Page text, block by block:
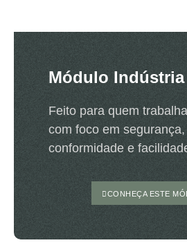
Módulo Indústria
Feito para quem
com foco em segurança,
conformidade e
CONHEÇA ESTE